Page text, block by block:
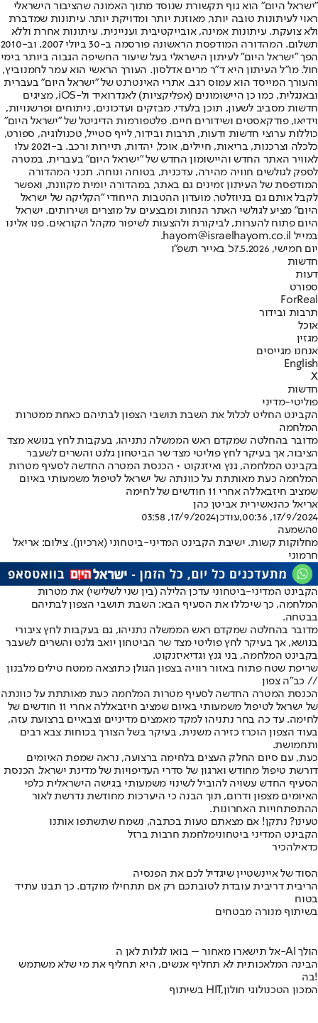
"ישראל היום" הוא גוף תקשורת שנוסד מתוך האמונה שהציבור הישראלי
ראוי לעיתונות טובה יותר, מאוזנת יותר ומדויקת יותר. עיתונות שמדברת
ולא צועקת. עיתונות אמינה, אובייקטיבית ועניינית. עיתונות אחרת וללא
תשלום. המהדורה המודפסת הראשונה פורסמה ב-30 ביולי 2007, וב-2010
הפך "ישראל היום" לעיתון הישראלי בעל שיעור החשיפה הגבוה ביותר בימי
חול. מו"ל העיתון היא ד"ר מרים אדלסון. העורך הראשי הוא עמר לחמנוביץ,
והעורך המייסד הוא עמוס רגב. אתרי האינטרנט של "ישראל היום" בעברית
ובאנגלית, כמו כן היישומונים (אפליקציות) לאנדרואיד ול-iOS, מציגים
חדשות מסביב לשעון, תוכן בלעדי, מבזקים ועדכונים, ניתוחים ופרשנויות,
וידיאו, פודקאסטים ושידורים חיים. פלטפורמות הדיגיטל של "ישראל היום"
כוללות ערוצי חדשות ודעות, תרבות ובידור, לייף סטייל, טכנולוגיה, ספורט,
כלכלה וצרכנות, בריאות, חיילים, אוכל, יהדות, תיירות ורכב. ב-2021 עלו
לאוויר האתר החדש והיישומון החדש של "ישראל היום" בעברית, במטרה
לספק לגולשים חוויה מהירה, עדכנית, בטוחה ונוחה. תכני המהדורה
המודפסת של העיתון זמינים גם באתר, במהדורה יומית מקוונת, ואפשר
לקבל אותם גם בניוזלטר. מועדון ההטבות הייחודי "הקליקה של ישראל
היום" מציע לגולשי האתר הנחות ומבצעים על מוצרים ושירותים. ישראל
היום פתוח להערות, לביקורת ולהצעות לשיפור מקהל הקוראים. פנו אלינו
במייל hayom@israelhayom.co.il.
יום חמישי, 7.5.2026
כ' באייר תשפ"ו
חדשות
דעות
ספורט
ForReal
תרבות ובידור
אוכל
מגזין
אנחנו מגייסים
English
X
חדשות
פוליטי-מדיני
הקבינט החליט לכלול את השבת תושבי הצפון לבתיהם כאחת ממטרות
המלחמה
מדובר בהחלטה שמקדם ראש הממשלה נתניהו, בעקבות לחץ בנושא מצד
הציבור, אך בעיקר לחץ פוליטי מצד שר הביטחון גלנט והשרים לשעבר
בקבינט המלחמה, גנץ ואיזנקוט • הכנסת המטרה החדשה לסעיף מטרות
המלחמה כעת מאותתת על כוונתה של ישראל לטיפול משמעותי באיום
שמציב חיזבאללה אחרי 11 חודשים של לחימה
אריאל כהנאשירית אביטן כהן
17/9/2024, 00:36
,עודכן17/9/2024, 03:58
0השמעה
מחלוקות קשות. ישיבת הקבינט המדיני-ביטחוני (ארכיון). צילום: אריאל
חרמוני
הקבינט המדיני-ביטחוני עדכן הלילה (בין שני לשלישי) את מטרות
המלחמה, כך שיכללו את הסעיף הבא: השבת תושבי הצפון לבתיהם
בבטחה.
מדובר בהחלטה שמקדם ראש הממשלה נתניהו, גם בעקבות לחץ ציבורי
בנושא, אך בעיקר לחץ פוליטי מצד שר הביטחון יואב גלנט והשרים לשעבר
בקבינט המלחמה, בני גנץ וגדיאיזנקוט.
שריפת שטח פתוח באזור רוויה בצפון הגולן כתוצאה ממטח טילים מלבנון
// כב"ה צפון
הכנסת המטרה החדשה לסעיף מטרות המלחמה כעת מאותתת על כוונתה
של ישראל לטיפול משמעותי באיום שמציב חיזבאללה אחרי 11 חודשים של
לחימה. עד כה בחר נתניהו למקד מאמצים מדיניים וצבאיים ברצועת עזה,
בעוד הצפון הוכרז כזירה משנית, בעיקר בשל הצורך בכוחות צבא רבים
ותחמושת.
כעת, עם סיום החלק העצים בלחימה ברצועה, נראה שמפת האיומים
דורשת טיפול מחודש וארגון של סדרי העדיפויות של מדינת ישראל. הכנסת
הסעיף החדש עשויה להוביל לשינוי משמעותי בגישה הישראלית כלפי
האיומים מצפון ודרום, תוך הבנה כי היערכות מחודשת נדרשת לאור
ההתפתחויות האחרונות.
טעינו? נתקן! אם מצאתם טעות בכתבה, נשמח שתשתפו אותנו
הקבינט המדיני ביטחונימלחמת חרבות ברזל
כדאילהכיר
הסוד של איינשטיין שיגדיל לכם את הפנסיה
הריבית דריבית עובדת לטובתכם רק אם תתחילו מוקדם. כך תבנו עתיד
בטוח
בשיתוף מנורה מבטחים
אל תישארו מאחור – בואו לגלות לאן ה-AI הולך
הבינה המלאכותית לא תחליף אנשים, היא תחליף את מי שלא משתמש
בה!
בשיתוף HIT,המכון הטכנולוגי חולון